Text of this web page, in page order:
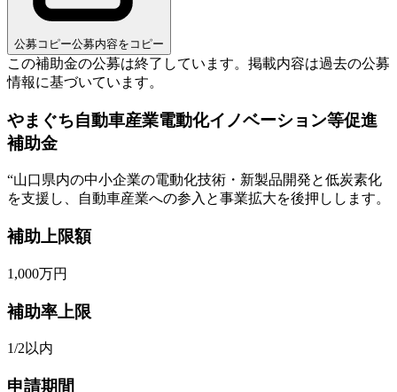
公募コピー公募内容をコピー
この補助金の公募は終了しています。 掲載内容は過去の公募
情報に基づいています。
やまぐち自動車産業電動化イノベーション等促進
補助金
“山口県内の中小企業の電動化技術・新製品開発と低炭素化
を支援し、自動車産業への参入と事業拡大を後押しします。
補助上限額
1,000万円
補助率上限
1/2以内
申請期間